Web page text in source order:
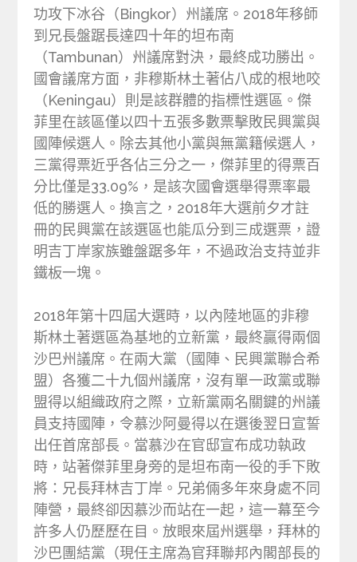
功攻下冰谷（Bingkor）州議席。2018年移師
到兄長盤踞長達四十年的坦布南
（Tambunan）州議席對決，最終成功勝出。
國會議席方面，非穆斯林土著佔八成的根地咬
（Keningau）則是該群體的指標性選區。傑
菲里在該區僅以四十五張多數票擊敗民興黨與
國陣候選人。除去其他小黨與無黨籍候選人，
三黨得票近乎各佔三分之一，傑菲里的得票百
分比僅是33.09%，是該次國會選舉得票率最
低的勝選人。換言之，2018年大選前夕才註
冊的民興黨在該選區也能瓜分到三成選票，證
明吉丁岸家族雖盤踞多年，不過政治支持並非
鐵板一塊。
2018年第十四屆大選時，以內陸地區的非穆
斯林土著選區為基地的立新黨，最終贏得兩個
沙巴州議席。在兩大黨（國陣、民興黨聯合希
盟）各獲二十九個州議席，沒有單一政黨或聯
盟得以組織政府之際，立新黨兩名關鍵的州議
員支持國陣，令慕沙阿曼得以在選後翌日宣誓
出任首席部長。當慕沙在官邸宣布成功執政
時，站著傑菲里身旁的是坦布南一役的手下敗
將：兄長拜林吉丁岸。兄弟倆多年來身處不同
陣營，最終卻因慕沙而站在一起，這一幕至今
許多人仍歷歷在目。放眼來屆州選舉，拜林的
沙巴團結黨（現任主席為官拜聯邦內閣部長的